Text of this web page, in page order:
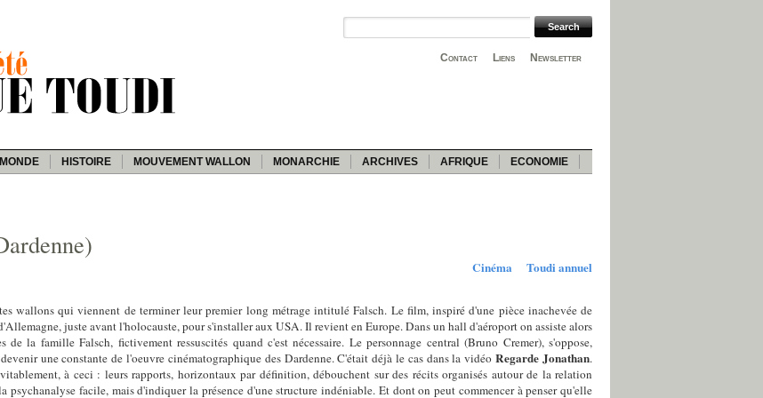
Newsletter
Liens
Contact
MONDE HISTOIRE MOUVEMENT WALLON MONARCHIE ARCHIVES AFRIQUE ECONOMIE
Cinéma Toudi annuel
wallons qui viennent de terminer leur premier long métrage intitulé Falsch. Le film, inspiré d'une pièce inachevée de
juste avant l'holocauste, pour s'installer aux USA. Il revient en Europe. Dans un hall d'aéroport on assiste alors
la famille Falsch, fictivement ressuscités quand c'est nécessaire. Le personnage central (Bruno Cremer), s'oppose,
une constante de l'oeuvre cinématographique des Dardenne. C'était déjà le cas dans la vidéoRegarde Jonathan.
à ceci : leurs rapports, horizontaux par définition, débouchent sur des récits organisés autour de la relation
facile, mais d'indiquer la présence d'une structure indéniable. Et dont on peut commencer à penser qu'elle